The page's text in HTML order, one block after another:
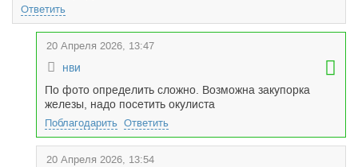
Ответить
20 Апреля 2026, 13:47
нви
По фото определить сложно. Возможна закупорка
железы, надо посетить окулиста
Поблагодарить Ответить
20 Апреля 2026, 13:54